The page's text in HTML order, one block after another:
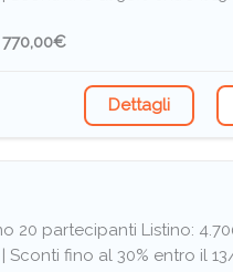
770,00€
Dettagli
20 partecipanti Listino:
Sconti fino al 30% entro il